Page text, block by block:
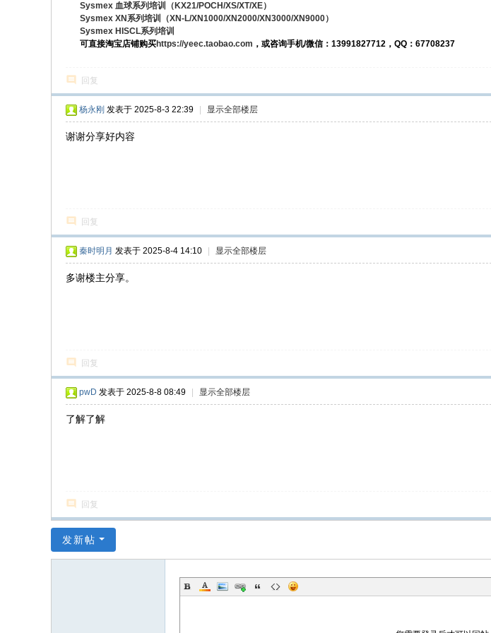
Sysmex 血球系列培训（KX21/POCH/XS/XT/XE）
Sysmex XN系列培训（XN-L/XN1000/XN2000/XN3000/XN9000）
Sysmex HISCL系列培训
可直接淘宝店铺购买https://yeec.taobao.com ，或咨询手机/微信：13991827712，QQ：67708237
回复
杨永刚 发表于 2025-8-3 22:39 显示全部楼层
谢谢分享好内容
回复
秦时明月 发表于 2025-8-4 14:10 显示全部楼层
多谢楼主分享。
回复
pwD 发表于 2025-8-8 08:49 显示全部楼层
了解了解
回复
发新帖